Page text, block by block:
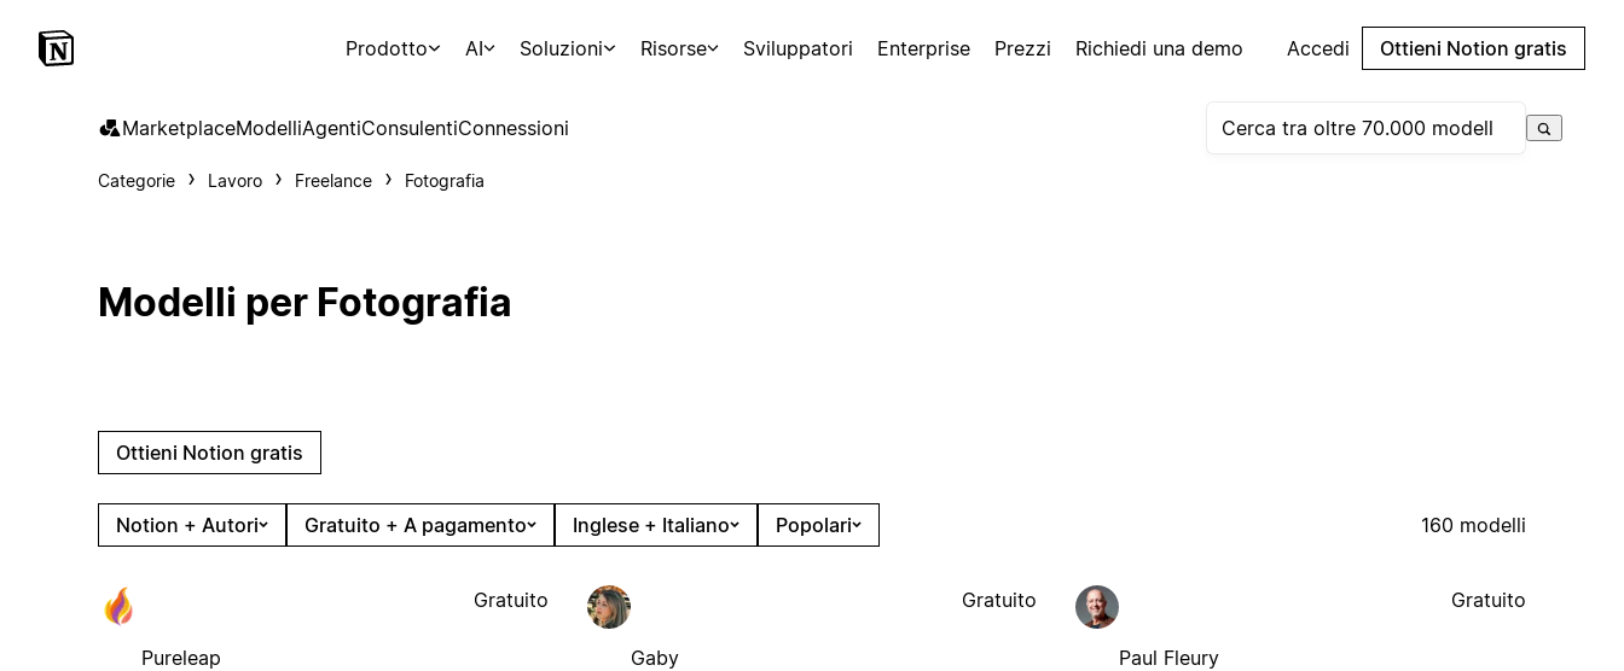
Prodotto AI Soluzioni Risorse Sviluppatori Enterprise Prezzi Richiedi una demo Accedi Ottieni Notion gratis
MarketplaceModelliAgentiConsulentiConnessioni
Categorie Lavoro Freelance Fotografia
Modelli per Fotografia
Ottieni Notion gratis
Notion + Autori Gratuito + A pagamento Inglese + Italiano Popolari 160 modelli
Pureleap
Gratuito
Gaby
Gratuito
Paul Fleury
Gratuito